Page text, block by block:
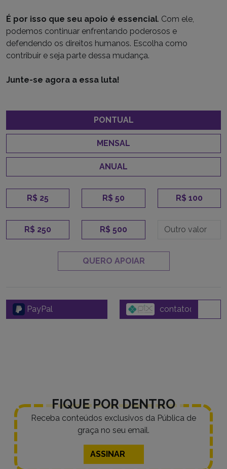
É por isso que seu apoio é essencial. Com ele,
podemos continuar enfrentando poderosos e
defendendo os direitos humanos. Escolha como
contribuir e seja parte dessa mudança.
Junte-se agora a essa luta!
PONTUAL
MENSAL
ANUAL
R$ 25 R$ 50 R$ 100
R$ 250 R$ 500
QUERO APOIAR
PayPal
FIQUE POR DENTRO
Receba conteúdos exclusivos da Pública de
graça no seu email.
ASSINAR